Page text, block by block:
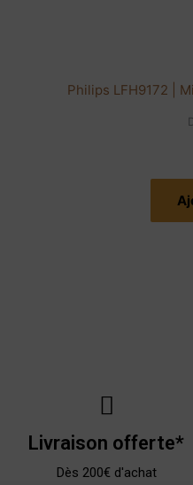
Philips LFH9172 |
Livraison offerte*
Dès 200€ d'achat